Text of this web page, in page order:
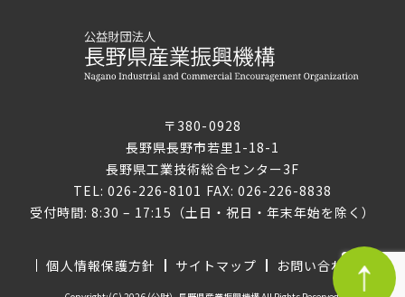
〒380-0928
長野県長野市若里1-18-1
長野県工業技術総合センター3F
TEL: 026-226-8101 FAX: 026-226-8838
受付時間: 8:30 – 17:15（土日・祝日・年末年始を除く）
個人情報保護方針 サイトマップ お問い合わせ